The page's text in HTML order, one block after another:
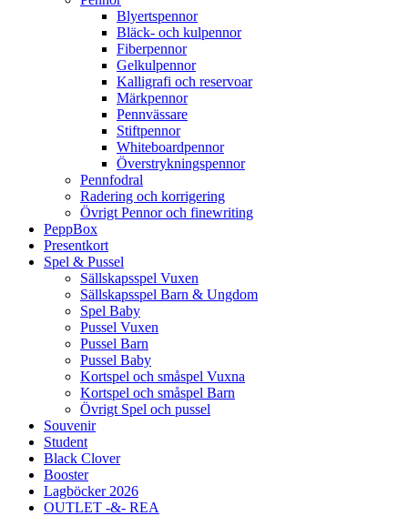
Blyertspennor
Bläck- och kulpennor
Fiberpennor
Gelkulpennor
Kalligrafi och reservoar
Märkpennor
Pennvässare
Stiftpennor
Whiteboardpennor
Överstrykningspennor
Pennfodral
Radering och korrigering
Övrigt Pennor och finewriting
PeppBox
Presentkort
Spel & Pussel
Sällskapsspel Vuxen
Sällskapsspel Barn & Ungdom
Spel Baby
Pussel Vuxen
Pussel Barn
Pussel Baby
Kortspel och småspel Vuxna
Kortspel och småspel Barn
Övrigt Spel och pussel
Souvenir
Student
Black Clover
Booster
Lagböcker 2026
OUTLET -&- REA